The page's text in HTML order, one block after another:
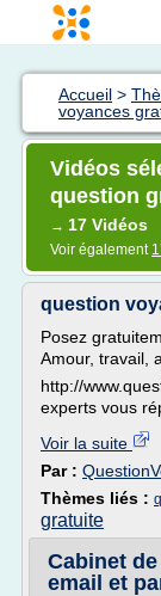
Accueil >
voyances
Vidéos
question
→ 17 Vidéos
Voir également
question
Posez
Amour, travail,
http://
experts vous
Voir la suite
Par :
Thèmes liés :
gratuite
Cabinet
email et